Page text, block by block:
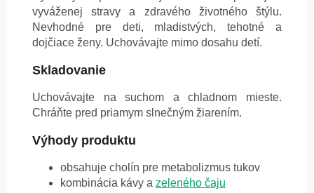
vyváženej stravy a zdravého životného štýlu.
Nevhodné pre deti, mladistvých, tehotné a
dojčiace ženy. Uchovávajte mimo dosahu detí.
Skladovanie
Uchovávajte na suchom a chladnom mieste.
Chráňte pred priamym slnečným žiarením.
Výhody produktu
obsahuje cholín pre metabolizmus tukov
kombinácia kávy a zeleného čaju